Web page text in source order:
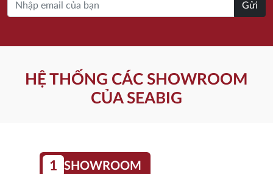
Gửi
HỆ THỐNG CÁC SHOWROOM
CỦA SEABIG
1 SHOWROOM